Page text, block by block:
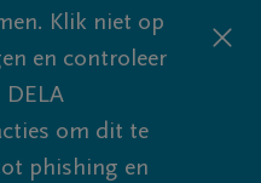
Klik niet op
en controleer
om dit te
phishing en